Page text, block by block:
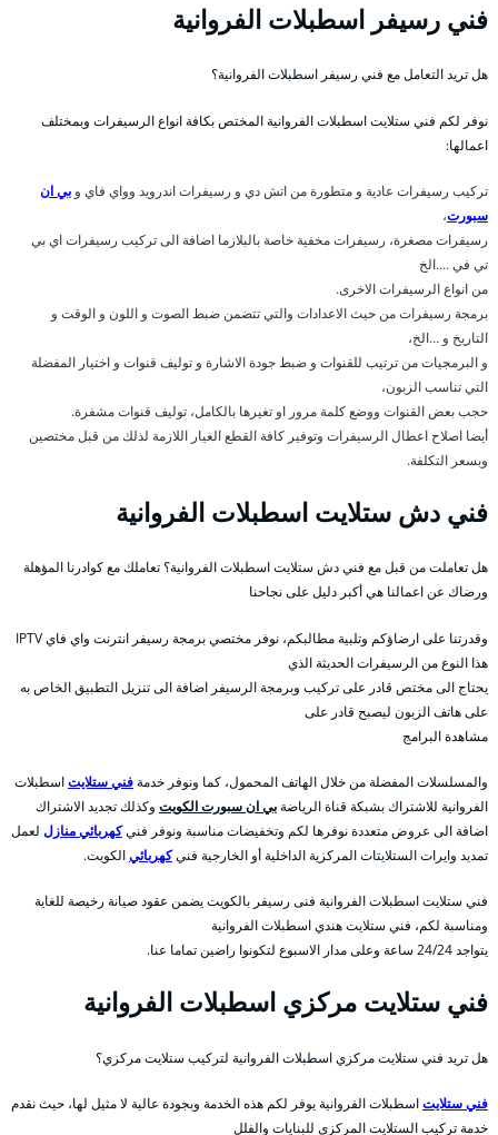
فني رسيفر اسطبلات الفروانية
هل تريد التعامل مع فني رسيفر اسطبلات الفروانية؟
نوفر لكم فني ستلايت اسطبلات الفروانية المختص بكافة انواع الرسيفرات وبمختلف
اعمالها:
تركيب رسيفرات عادية و متطورة من اتش دي و رسيفرات اندرويد وواي فاي و بي ان
سبورت،
رسيفرات مصغرة، رسيفرات مخفية خاصة بالبلازما اضافة الى تركيب رسيفرات اي بي
تي في ….الخ
من انواع الرسيفرات الاخرى.
برمجة رسيفرات من حيث الاعدادات والتي تتضمن ضبط الصوت و اللون و الوقت و
التاريخ و …الخ،
و البرمجيات من ترتيب للقنوات و ضبط جودة الاشارة و توليف قنوات و اختيار المفضلة
التي تناسب الزبون،
حجب بعض القنوات ووضع كلمة مرور او تغيرها بالكامل، توليف قنوات مشفرة.
أيضا اصلاح اعطال الرسيفرات وتوفير كافة القطع الغيار اللازمة لذلك من قبل مختصين
وبسعر التكلفة.
فني دش ستلايت اسطبلات الفروانية
هل تعاملت من قبل مع فني دش ستلايت اسطبلات الفروانية؟ تعاملك مع كوادرنا المؤهلة
ورضاك عن اعمالنا هي أكبر دليل على نجاحنا
وقدرتنا على ارضاؤكم وتلبية مطالبكم، نوفر مختصي برمجة رسيفر انترنت واي فاي IPTV
هذا النوع من الرسيفرات الحديثة الذي
يحتاج الى مختص قادر على تركيب وبرمجة الرسيفر اضافة الى تنزيل التطبيق الخاص به
على هاتف الزبون ليصبح قادر على
مشاهدة البرامج
والمسلسلات المفضلة من خلال الهاتف المحمول، كما ونوفر خدمةفني ستلايتاسطبلات
الفروانية للاشتراك بشبكة قناة الرياضةبي ان سبورت الكويت وكذلك تجديد الاشتراك
اضافة الى عروض متعددة نوفرها لكم وتخفيضات مناسبة ونوفر فنيكهربائي منازل لعمل
تمديد وايرات الستلايتات المركزية الداخلية أو الخارجية فنيكهربائيالكويت.
فني ستلايت اسطبلات الفروانية فنى رسيفر بالكويت يضمن عقود صيانة رخيصة للغاية
ومناسبة لكم، فني ستلايت هندي اسطبلات الفروانية
يتواجد 24/24 ساعة وعلى مدار الاسبوع لتكونوا راضين تماما عنا.
فني ستلايت مركزي اسطبلات الفروانية
هل تريد فني ستلايت مركزي اسطبلات الفروانية لتركيب ستلايت مركزي؟
فني ستلايتاسطبلات الفروانية يوفر لكم هذه الخدمة وبجودة عالية لا مثيل لها، حيث نقدم
خدمة تركيب الستلايت المركزي للبنايات والفلل